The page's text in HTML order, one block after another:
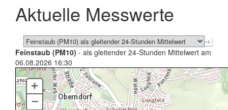
schließen
Aktuelle Messwerte
Feinstaub (PM10) - als gleitender 24-Stunden Mittelwert am
06.08.2026 16:30
+
–